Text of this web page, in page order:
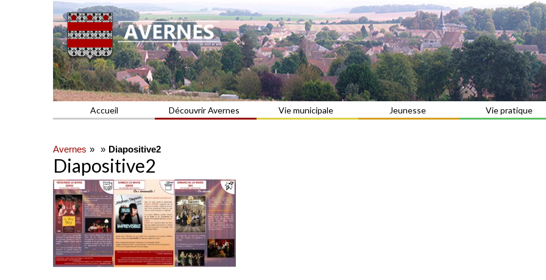
AVERNES
Commune du Val d'Oise
Accueil Découvrir Avernes Vie municipale Jeunesse Vie pratique
Avernes Diapositive2
Diapositive2